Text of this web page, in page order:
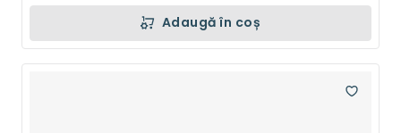
Adaugă în coș